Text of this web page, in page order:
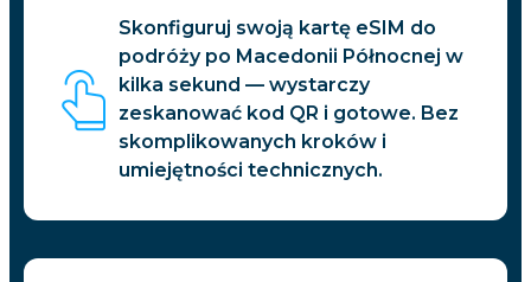
Skonfiguruj swoją kartę eSIM do
podróży po Macedonii Północnej w
kilka sekund — wystarczy
zeskanować kod QR i gotowe. Bez
skomplikowanych kroków i
umiejętności technicznych.